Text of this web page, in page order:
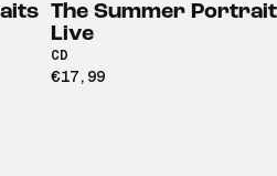
The Summer
Live
CD
€17,99